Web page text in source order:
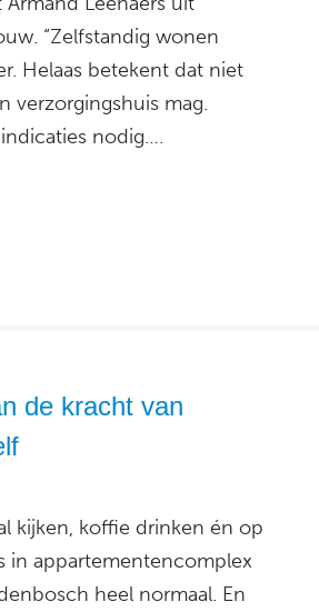
“Zelfstandig wonen
Helaas betekent dat niet
verzorgingshuis mag.
nodig….
de kracht van
kijken, koffie drinken én op
in appartementencomplex
heel normaal. En